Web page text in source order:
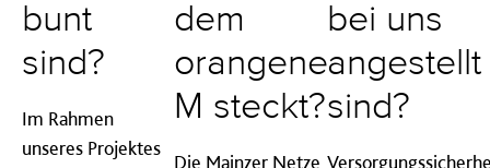
bunt
sind?
Im Rahmen
unseres Projektes
dem
orangenen
M steckt?
Die Mainzer Netze
bei uns
angestellt
sind?